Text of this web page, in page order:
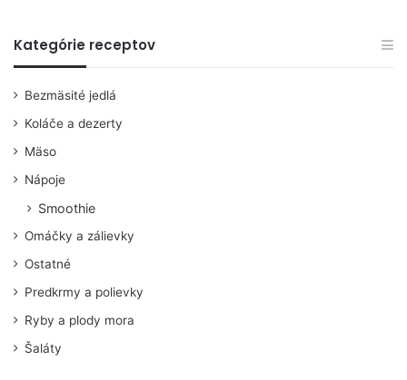
Kategórie receptov
Bezmäsité jedlá
Koláče a dezerty
Mäso
Nápoje
Smoothie
Omáčky a zálievky
Ostatné
Predkrmy a polievky
Ryby a plody mora
Šaláty